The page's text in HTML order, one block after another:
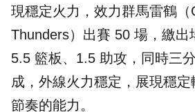
現穩定火力，效力群馬雷鶴
Thunders）出賽 50 場，繳出
5.5 籃板、1.5 助攻，同時三
成，外線火力穩定，展現穩
節奏的能力。